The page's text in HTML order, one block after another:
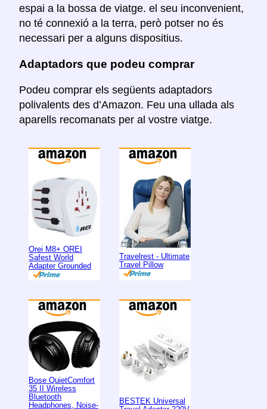
espai a la bossa de viatge. el seu inconvenient,
no té connexió a la terra, però potser no és
necessari per a alguns dispositius.
Adaptadors que podeu comprar
Podeu comprar els següents adaptadors
polivalents des d’Amazon. Feu una ullada als
aparells recomanats per al vostre viatge.
Orei M8+ OREI
Safest World
Adapter Grounded
Travelrest - Ultimate
Travel Pillow
Bose QuietComfort
35 II Wireless
Bluetooth
Headphones, Noise-
BESTEK Universal